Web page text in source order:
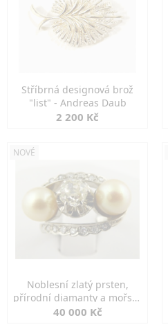
Stříbrná designová brož
"list" - Andreas Daub
2 200 Kč
NOVÉ
Noblesní zlatý prsten,
přírodní diamanty a mořské
perly
40 000 Kč